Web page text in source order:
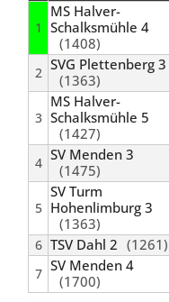
1
MS Halver-
Schalksmühle 4
(1408)
2 SVG Plettenberg 3
(1363)
3
MS Halver-
Schalksmühle 5
(1427)
4 SV Menden 3
(1475)
5
SV Turm
Hohenlimburg 3
(1363)
6 TSV Dahl 2 (1261)
7 SV Menden 4
(1700)